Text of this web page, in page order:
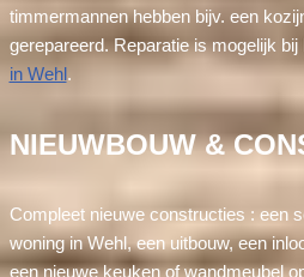
timmermannen hebben bijv. een
gerepareerd. Reparatie is mogelijk bij
in Wehl.
NIEUWBOUW &
Compleet nieuwe constructies : een
woning in Wehl, een uitbouw, een
een nieuwe keuken of wandmeubel